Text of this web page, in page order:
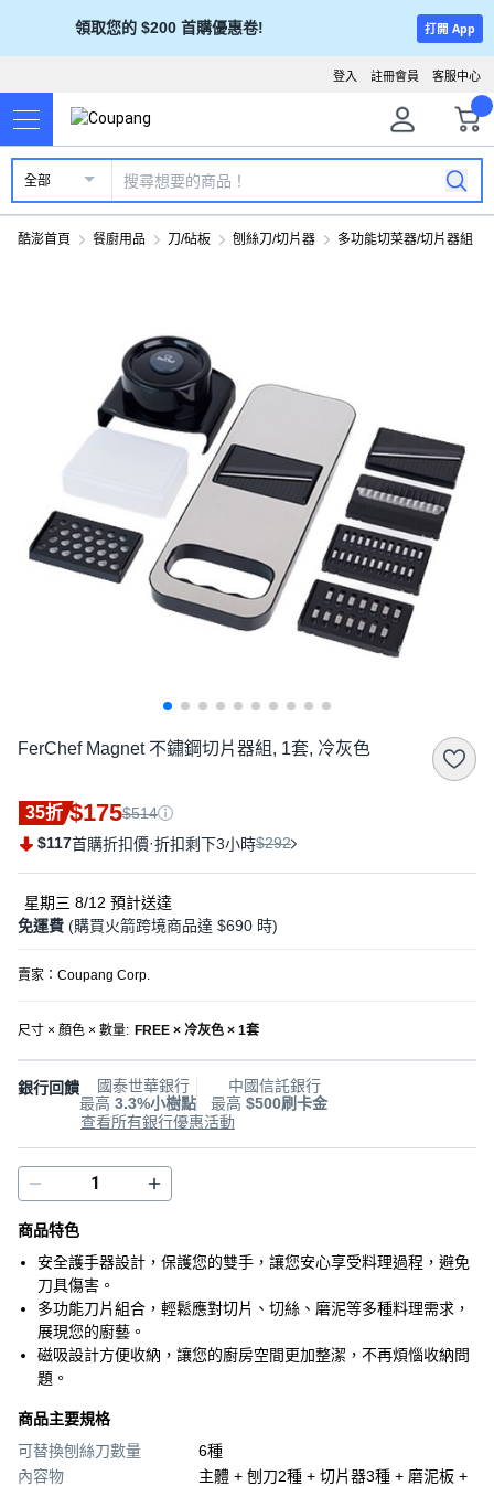
領取您的 $200 首購優惠卷! 打開 App
客服中心
註冊會員
登入
全部
酷澎首頁 餐廚用品 刀/砧板 刨絲刀/切片器 多功能切菜器/切片器組
FerChef Magnet 不鏽鋼切片器組, 1套, 冷灰色
35折 $175$514
$117首購折扣價·折扣剩下3小時$292
星期三 8/12 預計送達
免運費 (購買火箭跨境商品達 $690 時)
賣家： Coupang Corp.
尺寸 × 顏色 × 數量: FREE × 冷灰色 × 1套
銀行回饋
國泰世華銀行
最高 3.3%小樹點
中國信託銀行
最高 $500刷卡金
查看所有銀行優惠活動
商品特色
安全護手器設計，保護您的雙手，讓您安心享受料理過程，避免
刀具傷害。
多功能刀片組合，輕鬆應對切片、切絲、磨泥等多種料理需求，
展現您的廚藝。
磁吸設計方便收納，讓您的廚房空間更加整潔，不再煩惱收納問
題。
商品主要規格
可替換刨絲刀數量
6種
內容物
主體 + 刨刀2種 + 切片器3種 + 磨泥板 +